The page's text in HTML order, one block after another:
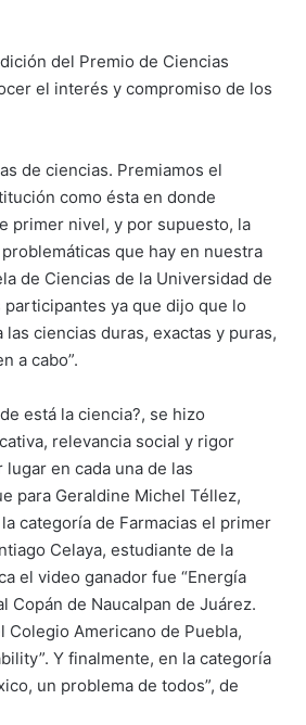
del Premio de Ciencias
el interés y compromiso de los
de ciencias. Premiamos el
como ésta en donde
primer nivel, y por supuesto, la
que hay en nuestra
de Ciencias de la Universidad de
ya que dijo que lo
ciencias duras, exactas y puras,
a cabo”.
está la ciencia?, se hizo
relevancia social y rigor
en cada una de las
para Geraldine Michel Téllez,
categoría de Farmacias el primer
Celaya, estudiante de la
el video ganador fue “Energía
Copán de Naucalpan de Juárez.
Americano de Puebla,
Y finalmente, en la categoría
un problema de todos”, de